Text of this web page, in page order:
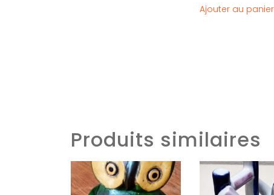
Ajouter au panier
Produits similaires